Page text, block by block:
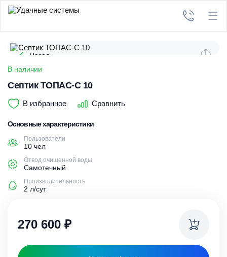
Назад
В наличии
Септик ТОПАС-С 10
В избранное Сравнить
Основные характеристики
Пользователи
10 чел
Отвод очищенной воды
Самотечный
Производительность
2 л/сут
270 600 ₽